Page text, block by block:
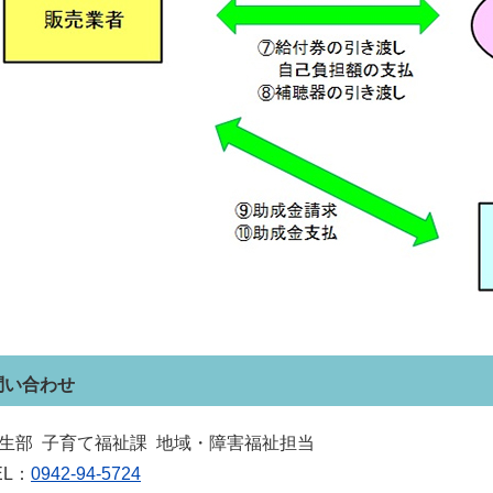
い合わせ
部 子育て福祉課 地域・障害福祉担当
： 0942-94-5724